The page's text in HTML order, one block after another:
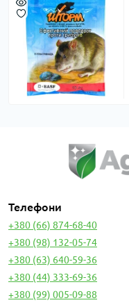
Телефони
+380 (66) 874-68-40
+380 (98) 132-05-74
+380 (63) 640-59-36
+380 (44) 333-69-36
+380 (99) 005-09-88